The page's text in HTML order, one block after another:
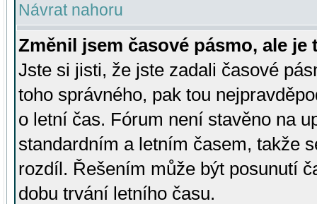
Návrat nahoru
Změnil jsem časové pásmo, ale je
Jste si jisti, že jste zadali časové
toho správného, pak tou
o letní čas. Fórum není stavěno na
standardním a letním časem, takže
rozdíl. Řešením může být posunutí
dobu trvání letního času.